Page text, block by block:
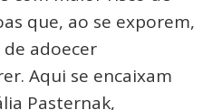
que, ao se exporem,
adoecer
Aqui se encaixam
Pasternak,